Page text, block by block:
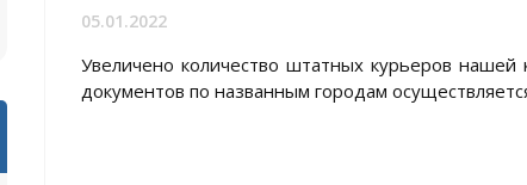
05.01.2022
Увеличено количество штатных курьеров
документов по названным городам